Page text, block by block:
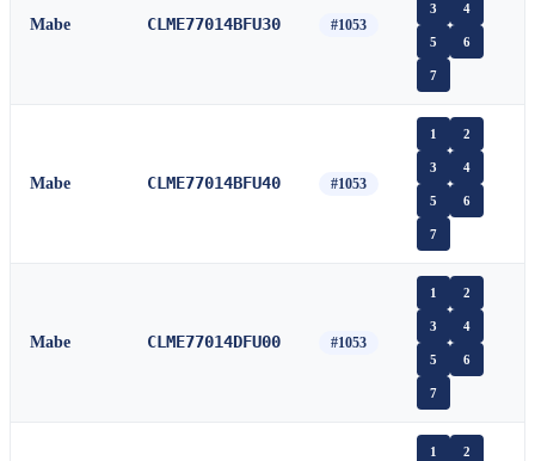
Mabe CLME77014BFU30 #1053
3 4
5 6
7
Mabe CLME77014BFU40 #1053
1 2
3 4
5 6
7
Mabe CLME77014DFU00 #1053
1 2
3 4
5 6
7
1 2